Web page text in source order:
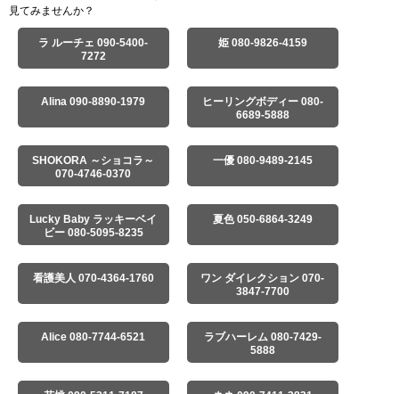
見てみませんか？
ラ ルーチェ 090-5400-
7272
姫 080-9826-4159
Alina 090-8890-1979
ヒーリングボディー 080-
6689-5888
SHOKORA ～ショコラ～
070-4746-0370
一優 080-9489-2145
Lucky Baby ラッキーベイ
ビー 080-5095-8235
夏色 050-6864-3249
看護美人 070-4364-1760
ワン ダイレクション 070-
3847-7700
Alice 080-7744-6521
ラブハーレム 080-7429-
5888